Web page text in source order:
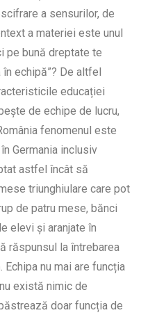
a sensurilor, de
a materiei este unul
pe bună dreptate te
echipă”? De altfel
educației
de echipe de lucru,
fenomenul este
Germania inclusiv
astfel încât să
triunghiulare care pot
de patru mese, bănci
elevi și aranjate în
răspunsul la întrebarea
nu mai are funcția
există nimic de
doar funcția de